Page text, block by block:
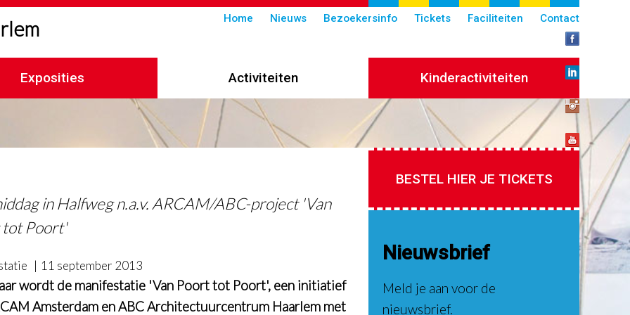
Submenu
header
Home Nieuws Bezoekersinfo Tickets Faciliteiten Contact
Exposities Activiteiten Kinderactiviteiten
in Halfweg n.a.v. ARCAM/ABC-project 'Van
Poort'
11 september 2013
wordt de manifestatie 'Van Poort tot Poort', een initiatief
Amsterdam en ABC Architectuurcentrum Haarlem met
BESTEL HIER JE TICKETS
Nieuwsbrief
Meld je aan voor de
nieuwsbrief.